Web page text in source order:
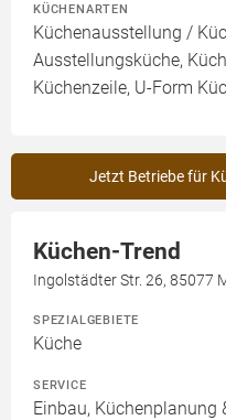
KÜCHENARTEN
Küchenausstellung /
Ausstellungsküche,
Küchenzeile, U-Form
Jetzt Betriebe für
Küchen-Trend
Ingolstädter Str. 26, 85077
SPEZIALGEBIETE
Küche
SERVICE
Einbau, Küchenplanung